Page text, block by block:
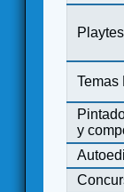
Temas
y